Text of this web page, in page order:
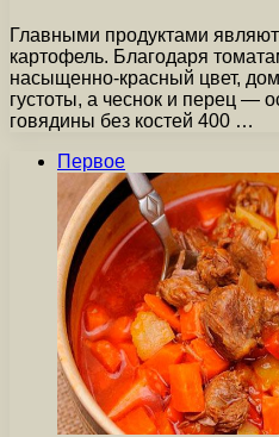
Главными продуктами
картофель. Благодаря
насыщенно-красный цвет,
густоты, а чеснок и перец —
говядины без костей 400 …
Первое